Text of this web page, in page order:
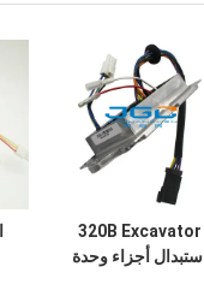
320B Excavator
استبدال أجزاء وحدة